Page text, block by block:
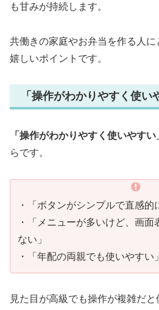
も甘みが持続します。
共働きの家庭やお弁当を作る人
嬉しいポイントです。
「操作がわかりやすく使い
「操作がわかりやすく使いやすい
らです。
・「ボタンがシンプルで直感的
・「メニューが多いけど、画
ない」
・「年配の両親でも使いやすい」
見た目が高級でも操作が複雑だ